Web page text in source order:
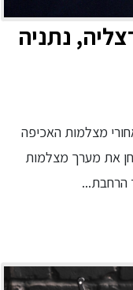
נתניה
מצלמות האכיפה
את מערך מצלמות
הרחבת...